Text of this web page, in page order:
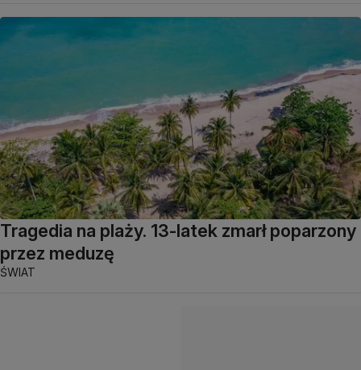
Tragedia na plaży. 13-latek zmarł poparzony
przez meduzę
ŚWIAT